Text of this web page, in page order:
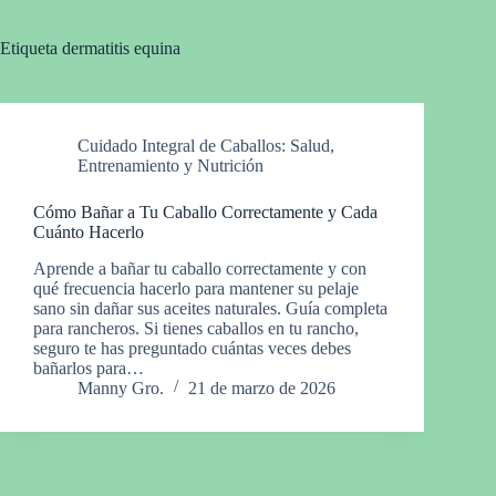
Etiqueta dermatitis equina
Cuidado Integral de Caballos: Salud,
Entrenamiento y Nutrición
Cómo Bañar a Tu Caballo Correctamente y Cada
Cuánto Hacerlo
Aprende a bañar tu caballo correctamente y con
qué frecuencia hacerlo para mantener su pelaje
sano sin dañar sus aceites naturales. Guía completa
para rancheros. Si tienes caballos en tu rancho,
seguro te has preguntado cuántas veces debes
bañarlos para…
Manny Gro.
21 de marzo de 2026